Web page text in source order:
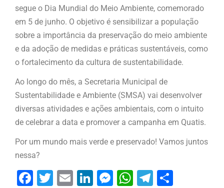
segue o Dia Mundial do Meio Ambiente, comemorado
em 5 de junho. O objetivo é sensibilizar a população
sobre a importância da preservação do meio ambiente
e da adoção de medidas e práticas sustentáveis, como
o fortalecimento da cultura de sustentabilidade.
Ao longo do mês, a Secretaria Municipal de
Sustentabilidade e Ambiente (SMSA) vai desenvolver
diversas atividades e ações ambientais, com o intuito
de celebrar a data e promover a campanha em Quatis.
Por um mundo mais verde e preservado! Vamos juntos
nessa?
Facebook
Twitter
EmailLinkedIn
Messenger
WhatsApp
Telegram